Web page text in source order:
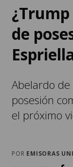
de
Abelardo
posesión
el próximo
POR EMISORAS